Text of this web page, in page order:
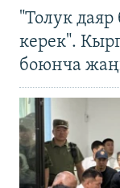
"Толук
керек".
боюнча